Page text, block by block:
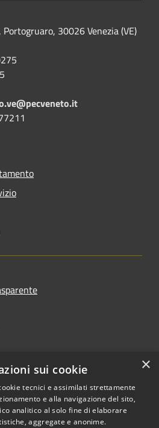
30026 Venezia (VE)
×
sui cookie
tecnici e assimilati strettamente
e alla navigazione del sito,
analitico al solo fine di elaborare
aggregate e anonime.